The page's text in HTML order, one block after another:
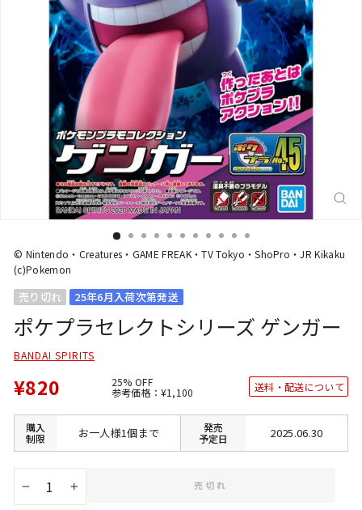
© Nintendo・Creatures・GAME FREAK・TV Tokyo・ShoPro・JR Kikaku
(c)Pokemon
売り切れ 25年6月入荷次第発送
ポケプラセレクトシリーズ ゲンガー
BANDAI SPIRITS
¥820 25% OFF
参考価格：通
価
¥1,100
格
送料・配送について
購入
制限
お一人様1個まで
発売
予定日
2025.06.30
+
売切れ